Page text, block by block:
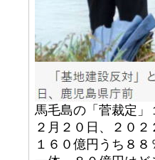
馬毛島の「菅裁定
２月２０日、２０
１６０億円うち８